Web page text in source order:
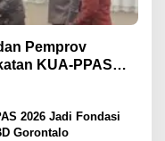
Pemprov
KUA-PPAS
2026 Jadi Fondasi
Gorontalo